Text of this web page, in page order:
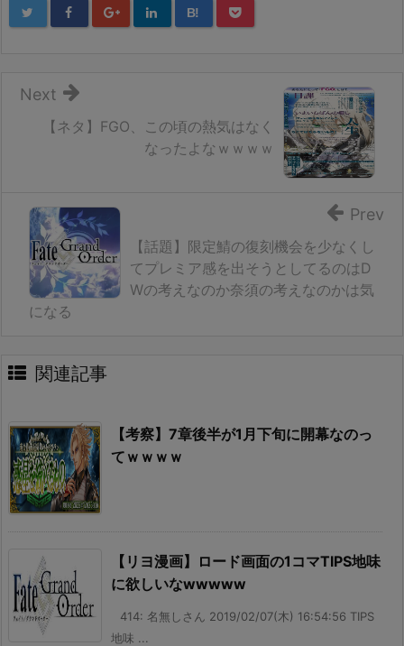
B!
【ネタ】FGO、この頃の熱気はなく
なったよなｗｗｗｗ
Next
【話題】限定鯖の復刻機会を少なくし
てプレミア感を出そうとしてるのはD
Wの考えなのか奈須の考えなのかは気
になる
Prev
関連記事
【考察】7章後半が1月下旬に開幕なのっ
てｗｗｗｗ
【リヨ漫画】ロード画面の1コマTIPS地味
に欲しいなwwwww
414: 名無しさん 2019/02/07(木) 16:54:56 TIPS
地味 ...